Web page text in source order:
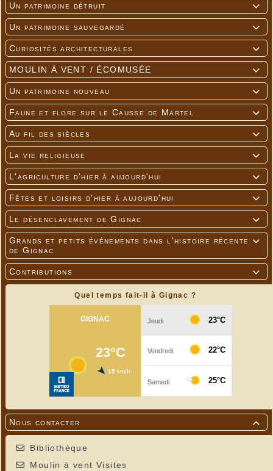

Un patrimoine détruit

Un patrimoine sauvegardé

Curiosités architecturales

MOULIN À VENT / ÉCOMUSÉE

Un patrimoine nouveau

Faune et flore sur le Causse de Martel

Au fil des siècles

La vie religieuse

L'agriculture d'hier à aujourd'hui

Fêtes et loisirs d'hier à aujourd'hui

Le désenclavement de Gignac

Grands et petits événements dans l'histoire récente
de Gignac

Contributions
Quel temps fait-il à Gignac ?

Nous contacter
Bibliothèque
Moulin à vent Visites